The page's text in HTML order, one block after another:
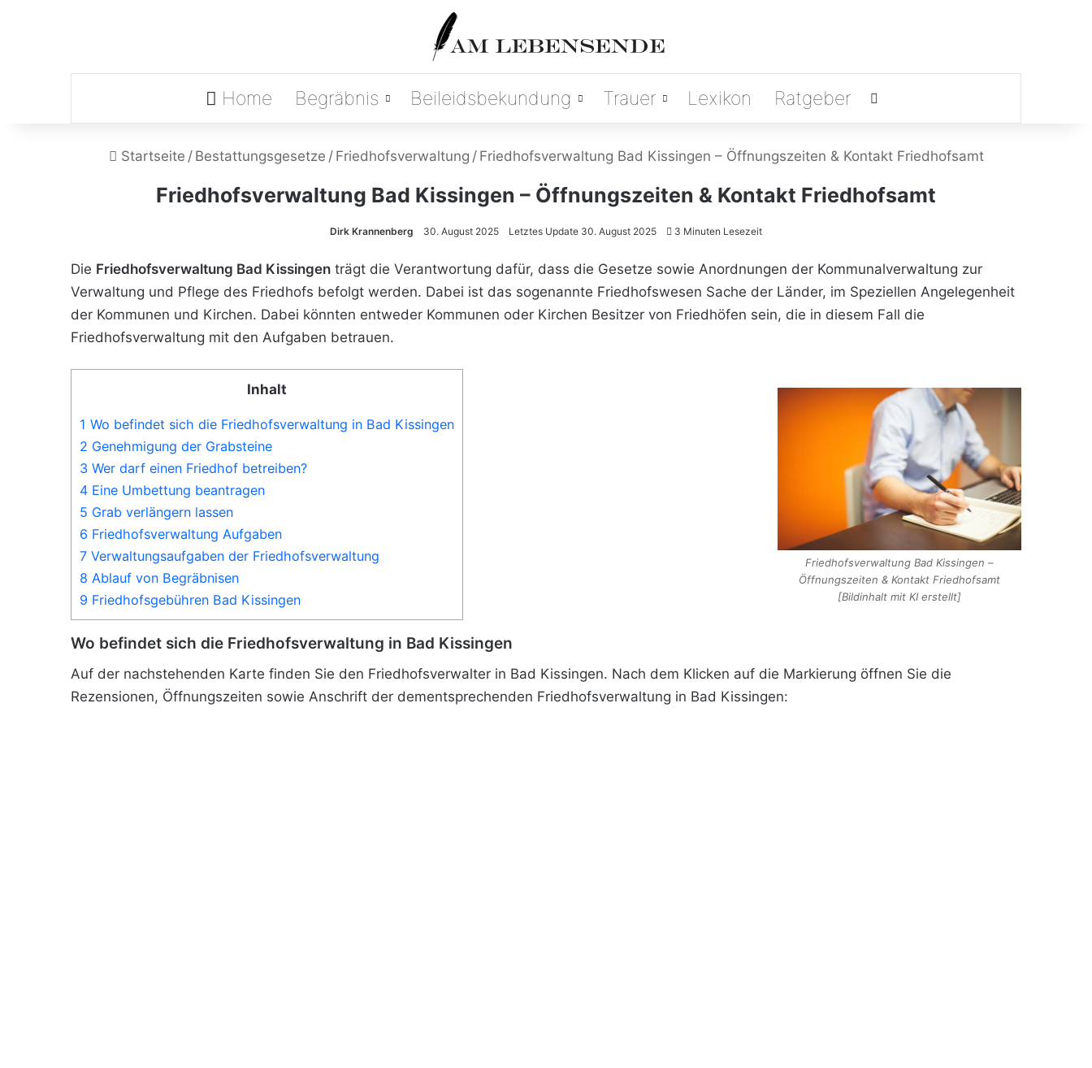
Home Begräbnis Beileidsbekundung Trauer Lexikon Ratgeber
Startseite / Bestattungsgesetze / Friedhofsverwaltung / Friedhofsverwaltung Bad Kissingen – Öffnungszeiten & Kontakt Friedhofsamt
Friedhofsverwaltung Bad Kissingen – Öffnungszeiten & Kontakt Friedhofsamt
Dirk Krannenberg 30. August 2025 Letztes Update 30. August 2025 3 Minuten Lesezeit
Die Friedhofsverwaltung Bad Kissingen trägt die Verantwortung dafür, dass die Gesetze sowie Anordnungen der Kommunalverwaltung zur
Verwaltung und Pflege des Friedhofs befolgt werden. Dabei ist das sogenannte Friedhofswesen Sache der Länder, im Speziellen Angelegenheit
der Kommunen und Kirchen. Dabei könnten entweder Kommunen oder Kirchen Besitzer von Friedhöfen sein, die in diesem Fall die
Friedhofsverwaltung mit den Aufgaben betrauen.
Friedhofsverwaltung Bad Kissingen –
Öffnungszeiten & Kontakt Friedhofsamt
[Bildinhalt mit KI erstellt]
Inhalt
1 Wo befindet sich die Friedhofsverwaltung in Bad Kissingen
2 Genehmigung der Grabsteine
3 Wer darf einen Friedhof betreiben?
4 Eine Umbettung beantragen
5 Grab verlängern lassen
6 Friedhofsverwaltung Aufgaben
7 Verwaltungsaufgaben der Friedhofsverwaltung
8 Ablauf von Begräbnisen
9 Friedhofsgebühren Bad Kissingen
Wo befindet sich die Friedhofsverwaltung in Bad Kissingen
Auf der nachstehenden Karte finden Sie den Friedhofsverwalter in Bad Kissingen. Nach dem Klicken auf die Markierung öffnen Sie die
Rezensionen, Öffnungszeiten sowie Anschrift der dementsprechenden Friedhofsverwaltung in Bad Kissingen: